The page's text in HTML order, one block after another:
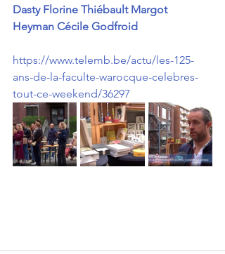
Dasty Florine Thiébault Margot
Heyman Cécile Godfroid
https://www.telemb.be/actu/les-125-
ans-de-la-faculte-warocque-celebres-
tout-ce-weekend/36297